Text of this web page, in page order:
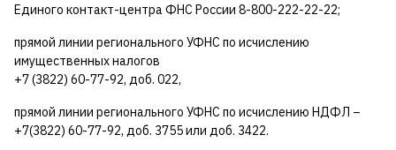
Единого контакт-центра ФНС России 8-800-222-22-22;
прямой линии регионального УФНС по исчислению
имущественных налогов
+7 (3822) 60-77-92, доб. 022,
прямой линии регионального УФНС по исчислению НДФЛ –
+7(3822) 60-77-92, доб. 3755 или доб. 3422.